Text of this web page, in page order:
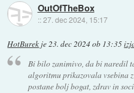
OutOfTheBox
::27. dec 2024, 15:17
HotBurek je 23. dec 2024 ob 13:35
Bi bilo zanimivo, da bi naredil
algoritmu prikazovala vsebina
postane bolj bogat, zdrav in